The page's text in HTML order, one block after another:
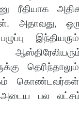
ரீதியாக
அதாவது,
அடைய பல